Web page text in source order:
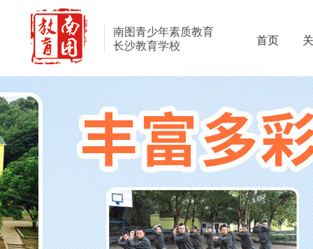
南图青少年素质教育
长沙教育学校
首页